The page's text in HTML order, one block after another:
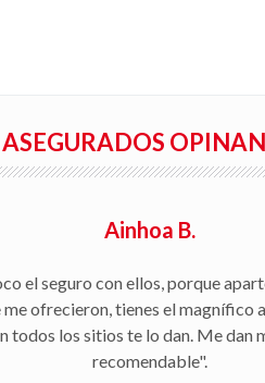
ASEGURADOS OPINAN
Ainhoa B.
el seguro con ellos, porque
me ofrecieron, tienes el magnífico
todos los sitios te lo dan. Me dan
recomendable".